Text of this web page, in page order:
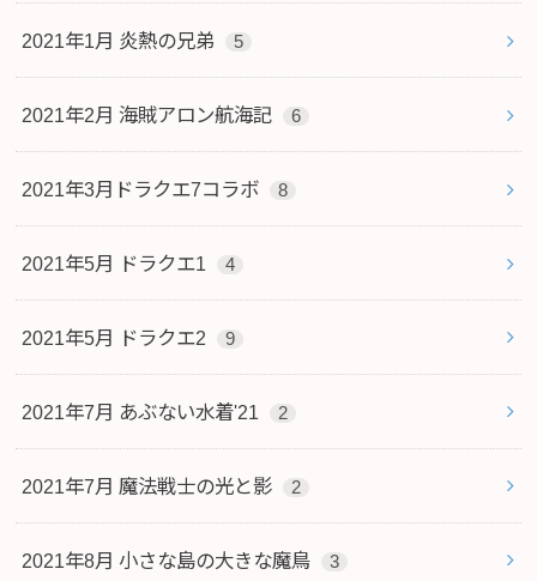
2021年1月 炎熱の兄弟 5
2021年2月 海賊アロン航海記 6
2021年3月ドラクエ7コラボ 8
2021年5月 ドラクエ1 4
2021年5月 ドラクエ2 9
2021年7月 あぶない水着'21 2
2021年7月 魔法戦士の光と影 2
2021年8月 小さな島の大きな魔鳥 3